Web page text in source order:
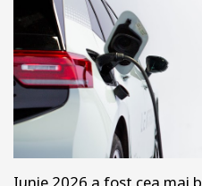
Iunie 2026 a fost cea mai